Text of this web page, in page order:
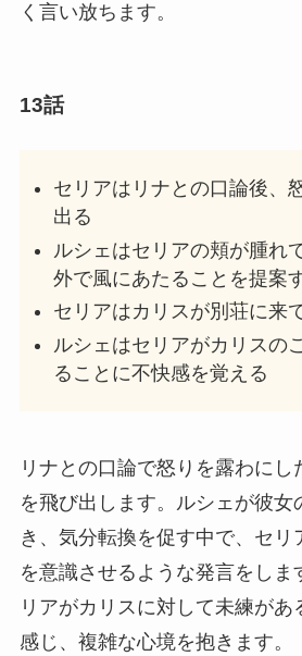
く言い放ちます。
13話
セリアはリナとの口論後、
出る
ルシェはセリアの頬が腫れ
外で風にあたることを提案
セリアはカリスが別荘に来
ルシェはセリアがカリスの
ることに不快感を覚える
リナとの口論で怒りを露わにし
を飛び出します。ルシェが彼女
き、気分転換を促す中で、セリ
を意識させるような発言をしま
リアがカリスに対して未練があ
感じ、複雑な心境を抱きます。